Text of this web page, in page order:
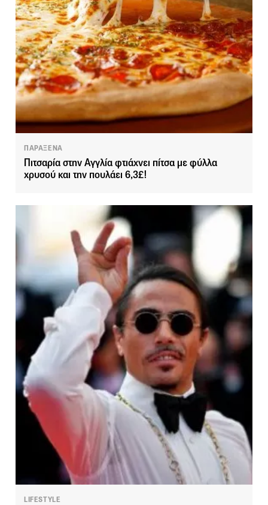
ΠΑΡΑΞΕΝΑ
Πιτσαρία στην Αγγλία φτιάχνει πίτσα με φύλλα
χρυσού και την πουλάει 6,3£!
LIFESTYLE